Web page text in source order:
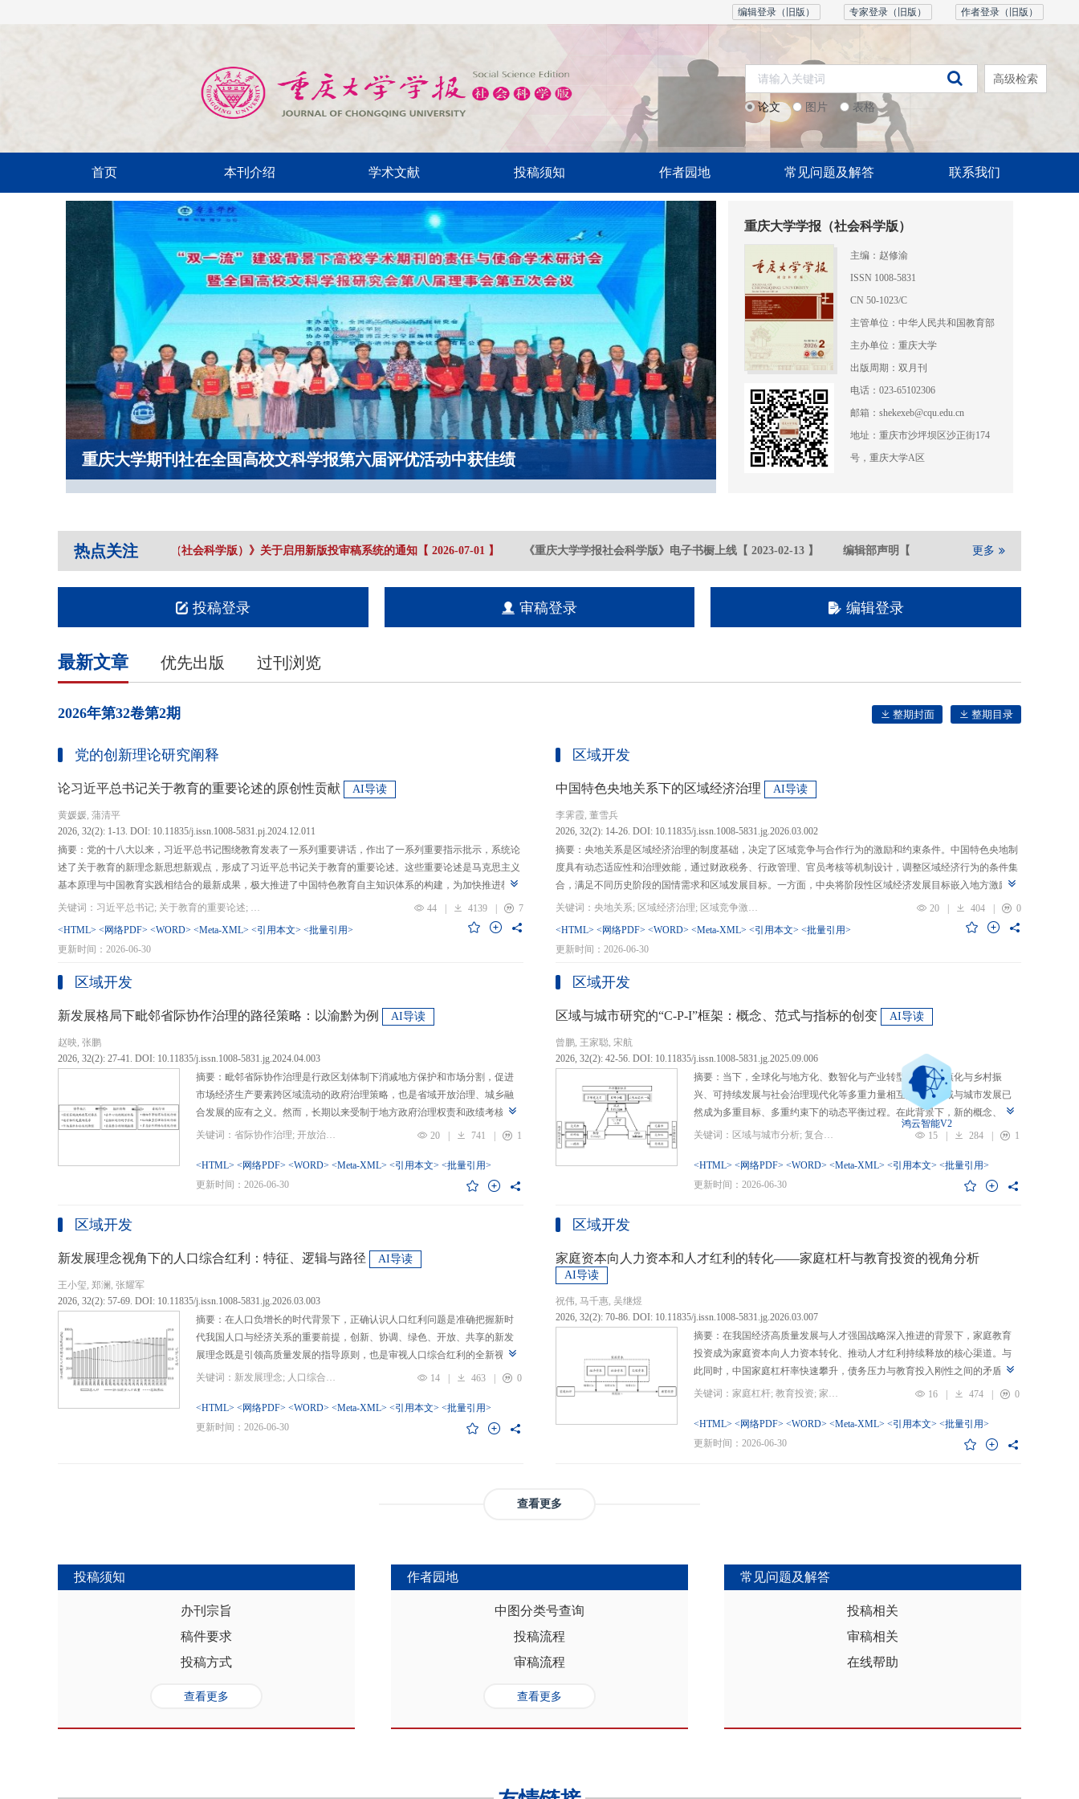
作者登录（旧版）
专家登录（旧版）
编辑登录（旧版）
论文 图片 表格
高级检索
首页 本刊介绍 学术文献 投稿须知 作者园地 常见问题及解答 联系我们
重庆大学期刊社在全国高校文科学报第六届评优活动中获佳绩
重庆大学学报（社会科学版）
主编：赵修渝
ISSN 1008-5831
CN 50-1023/C
主管单位：中华人民共和国教育部
主办单位：重庆大学
出版周期：双月刊
电话：023-65102306
邮箱：shekexeb@cqu.edu.cn
地址：重庆市沙坪坝区沙正街174
号，重庆大学A区
热点关注
《重庆大学学报（社会科学版）》关于启用新版投审稿系统的通知【 2026-07-01】 《重庆大学学报社会科学版》电子书橱上线【 2023-02-13】 编辑部声明【 2021-05 重庆大学期刊社
更多
投稿登录 审稿登录 编辑登录
最新文章 优先出版 过刊浏览
2026年第32卷第2期 整期封面 整期目录
党的创新理论研究阐释
论习近平总书记关于教育的重要论述的原创性贡献 AI导读
黄媛媛, 蒲清平
2026, 32(2): 1-13. DOI: 10.11835/j.issn.1008-5831.pj.2024.12.011
摘要：党的十八大以来，习近平总书记围绕教育发表了一系列重要讲话，作出了一系列重要指示批示，系统论
述了关于教育的新理念新思想新观点，形成了习近平总书记关于教育的重要论述。这些重要论述是马克思主义
基本原理与中国教育实践相结合的最新成果，极大推进了中国特色教育自主知识体系的构建，为加快推进教育
现代化、建设教育强国提供了强大思想武器和行动指南，作出了重大原创性贡献。这些原创性贡献主要体现
在：第一，从价值论角度明确了教育在党和国家事业发展全局中的战略定位，从政治价值、经济价值、文化价
值、社会价值、创新价值等五个方面创新性回答了新时代“为什么办教育”的战略问题；第二，从认识论角度赋
予了新时代教育发展的多重内涵，深刻揭示其根本性质、根本保证、根本任务、时代使命、最终目的，创新性
回答了新时代“办什么样的教育”的根本问题；第三，从方法论角度立足基本国情遵循教育规律，提出了深化教
育改革创新的总体思路和战略部署，涵盖教育地位的确立、教育道路的选择、教育动力的激发、教育路径的规
划以及教育主体的培育，创新性回答了新时代“怎么办教育”的实践问题。
关键词：习近平总书记; 关于教育的重要论述; 教育强国; 《论教育》; 教育新质生产力; 教育人工智能 44 | 4139 |
7
<HTML> <网络PDF> <WORD> <Meta-XML> <引用本文> <批量引用>
更新时间：2026-06-30
区域开发
中国特色央地关系下的区域经济治理 AI导读
李霁霞, 董雪兵
2026, 32(2): 14-26. DOI: 10.11835/j.issn.1008-5831.jg.2026.03.002
摘要：央地关系是区域经济治理的制度基础，决定了区域竞争与合作行为的激励和约束条件。中国特色央地制
度具有动态适应性和治理效能，通过财政税务、行政管理、官员考核等机制设计，调整区域经济行为的条件集
合，满足不同历史阶段的国情需求和区域发展目标。一方面，中央将阶段性区域经济发展目标嵌入地方激励机
制，引导区域竞争策略转变，包括竞争标的从“为增长而竞争”转向“为发展而竞争”，支出行为从“重建设、轻民
生”转向“基本公共服务均等化”，发展模式从“地方保护”转向“发挥比较优势”，以区域竞争激励和竞争策略优化
提升区域经济治理效率。另一方面，中央通过对口支援、一体化合作、主体功能区建设等制度安排，在保留区
域竞争激励的同时，降低区域合作成本，提高区域合作收益，形成优势互补、规模效益最大化、外部性内部化
等跨区域合作模式，实现国家治理和区域治理效率的统一。在区域经济格局深刻变革与国内发展目标转型升级
的背景下，区域经济治理面临新形势与新挑战。未来区域经济治理研究应聚焦数字时代区域协调发展、因地制
宜发展新质生产力、构建全国统一大市场等重大现实问题，从新治理主体、新发展目标、新治理工具等维度深
化探索，进一步丰富和完善中国特色区域经济治理理论体系，为新时代区域协调发展与区域高质量发展提供学
理支撑。
关键词：央地关系; 区域经济治理; 区域竞争激励; 跨区域合作 20 | 404 |
0
<HTML> <网络PDF> <WORD> <Meta-XML> <引用本文> <批量引用>
更新时间：2026-06-30
区域开发
新发展格局下毗邻省际协作治理的路径策略：以渝黔为例 AI导读
赵映, 张鹏
2026, 32(2): 27-41. DOI: 10.11835/j.issn.1008-5831.jg.2024.04.003
摘要：毗邻省际协作治理是行政区划体制下消减地方保护和市场分割，促进
市场经济生产要素跨区域流动的政府治理策略，也是省域开放治理、城乡融
合发展的应有之义。然而，长期以来受制于地方政府治理权责和政绩考核的
行政区划界限，以及竞争性发展博弈中日渐固化的地方利益，毗邻省际协作
内需、畅通经济循环、建设全国统一大市场的政策导向，为毗邻省际协作治
理提供了新的机遇，借此探析其路径策略是构建新发展格局的内在要求和重
例，采用半结构化访谈法收集数据资料，探析新发展格局下毗邻省际协作治
理的路径策略。研究表明，毗邻省际协作治理是毗邻省（自治区、直辖市）
达成多向度的系统性治理行动过程。新发展格局下毗邻省际协作治理的路径
策略首先是厘清国家战略政策要求、省际协作发展需要，以及市场主体和民
众期望，凝聚利益相关主体的协作治理共识，明确毗邻省际协作治理是省域
开放治理必须积极作为的必答题。其次，统筹衔接国家战略政策与省域治理
规划，构建去中心化的组织结构总体布局，下好毗邻协作先行示范区创建、
网络协同治理的比较优势和互补功能，牵住“牛鼻子”工程，着重优化开放协作
机制和生态共保联治，促进基础设施和基本公共服务一体化，推动产业链整
关键词：省际协作治理; 开放治理; 行政区划; 统一大市场; 新发展格局 20 | 741 | 1
<HTML> <网络PDF> <WORD> <Meta-XML> <引用本文> <批量引用>
更新时间：2026-06-30
区域开发
区域与城市研究的“C-P-I”框架：概念、范式与指标的创变 AI导读
曾鹏, 王家聪, 宋航
2026, 32(2): 42-56. DOI: 10.11835/j.issn.1008-5831.jg.2025.09.006
摘要：当下，全球化与地方化、数智化与产业转型、新型城镇化与乡村振
兴、可持续发展与社会治理现代化等多重力量相互交织，区域与城市发展已
然成为多重目标、多重约束下的动态平衡过程。在此背景下，新的概念、新
的要求、新的范围不断涌现，形成了以“A视角下的B”“面向A的B”“基于A的B”
而是蕴含了新的目标要求、关系规范或作用范围，代表了对区域与城市复杂
问题的新认知。然而，目前学术界对于这类复杂概念的综合评价研究相对滞
概念内涵关键方面，也缺乏系统检验。对此，文章提出区域与城市研究的“C-
重一致性，即确保概念界定与测量操作的逻辑统一。其次，在指标体系科学
构建上，采用多维交叉原则，深入交叉单元层面进行刻画；层级分解原则，
建立从目的层到场景层、要素层、观测层、指标层和说明层的系统结构；应
然实然一体原则，实现理论理想与现实测量的统一。最后，在具体指标可信
选择上，强调完备性，全面覆盖概念内涵；强调复合性，体现概念的交叉交
架不仅提供了评价复杂概念的工具，更蕴含促进复杂概念发现与再生产的机
制，能够推动区域分析从传统的、相对静态的、单一维度的模式，向更加动
关键词：区域与城市分析; 复合概念; “C-P-I”框架; 指标体系 15 | 284 | 1
<HTML> <网络PDF> <WORD> <Meta-XML> <引用本文> <批量引用>
更新时间：2026-06-30
区域开发
新发展理念视角下的人口综合红利：特征、逻辑与路径 AI导读
王小玺, 郑澜, 张耀军
2026, 32(2): 57-69. DOI: 10.11835/j.issn.1008-5831.jg.2026.03.003
摘要：在人口负增长的时代背景下，正确认识人口红利问题是准确把握新时
代我国人口与经济关系的重要前提，创新、协调、绿色、开放、共享的新发
展理念既是引领高质量发展的指导原则，也是审视人口综合红利的全新视
角。从内涵特征看，新时代的人口综合红利理论是在发展基础、核心理念和
位和发展进程，以人口数量、结构、素质、分布等人口条件为基础，以新发
展理念为导向，通过政策措施的适应性调整从而培育、巩固和收获人口优
中，既要立足当下人口负增长的现实，充分挖掘和利用现有人口条件，也要
放眼未来人口发展趋势，积极挖掘、培育人口结构优化红利、人口素质提升
红利和人口合理分布红利，以相关政策制度的调整完善为路径，引导人口发
展符合创新、协调、绿色、开放、共享的理念需求，积极回应人口发展的趋
势性特征和高质量发展的目标任务，通过进一步完善生育养老政策、推进教
育强国建设、优化城镇格局体系，以人口与经济高质量发展支撑中国式现代
关键词：新发展理念; 人口综合红利; 高质量发展; 人口政策; 中国式现代化 14 | 463 | 0
<HTML> <网络PDF> <WORD> <Meta-XML> <引用本文> <批量引用>
更新时间：2026-06-30
区域开发
家庭资本向人力资本和人才红利的转化——家庭杠杆与教育投资的视角分析
AI导读
祝伟, 马千惠, 吴继煜
2026, 32(2): 70-86. DOI: 10.11835/j.issn.1008-5831.jg.2026.03.007
摘要：在我国经济高质量发展与人才强国战略深入推进的背景下，家庭教育
投资成为家庭资本向人力资本转化、推动人才红利持续释放的核心渠道。与
此同时，中国家庭杠杆率快速攀升，债务压力与教育投入刚性之间的矛盾日
益凸显，二者的互动关系直接关系到人力资本积累效率、教育公平与家庭金
育投资的作用机制，且普遍忽视家庭经济、社会、文化资本的综合调节效应
与多维度异质性特征。基于此，文章利用2017年和2019年中国家庭金融调查
弱，表明资本充裕家庭可依靠自有资源满足教育需求，降低对债务融资的依
赖。第三，异质性分析结果显示，债务多元化水平较低、主要依赖内源融资
以及城镇的家庭在杠杆上升时更倾向于增加更多的教育投资。第四，进一步
讨论后发现，家庭杠杆与教育投资之间存在倒“U”型的非线性关系，当家庭财
务压力较轻时，杠杆上升会促使家庭增加教育投入，但财务负担过重时则导
致教育支出削减，说明适度杠杆可缓解流动性约束并支撑教育投入，而过度
关键词：家庭杠杆; 教育投资; 家庭资本; 家庭债务结构; CHFS 16 | 474 | 0
<HTML> <网络PDF> <WORD> <Meta-XML> <引用本文> <批量引用>
更新时间：2026-06-30
查看更多
投稿须知
办刊宗旨
稿件要求
投稿方式
查看更多
作者园地
中图分类号查询
投稿流程
审稿流程
查看更多
常见问题及解答
投稿相关
审稿相关
在线帮助
鸿云智能V2